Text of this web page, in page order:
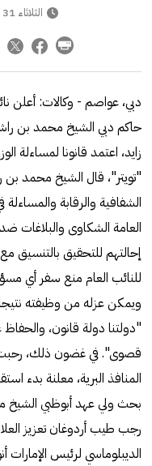
الثلاثاء 31 أغسطس 2021
دبي، عواصم - وكالات: أعلن
حاكم دبي الشيخ محمد بن
زايد، اعتمد قانونا لمساءلة
"تويتر"، قال الشيخ محمد بن
الشفافية والرقابة
العامة الشكاوى والبلاغات
إحالتهم للتحقيق بالتنسيق
للنائب العام منع سفر أي
ويمكن عزله من وظيفته نتيجة
"دولتنا دولة قانون،
قصوى". في غضون ذلك، رحبت
المنافذ البرية، معلنة بدء
بحث ولي عهد أبوظبي الشيخ
رجب طيب أردوغان تعزيز
الديبلوماسي لرئيس الإمارات